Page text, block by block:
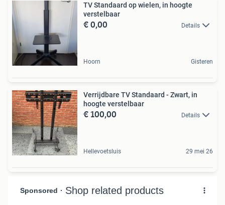
TV Standaard op wielen, in hoogte
verstelbaar
€ 0,00 Details
Hoorn Gisteren
Verrijdbare TV Standaard - Zwart, in
hoogte verstelbaar
€ 100,00 Details
Hellevoetsluis 29 mei 26